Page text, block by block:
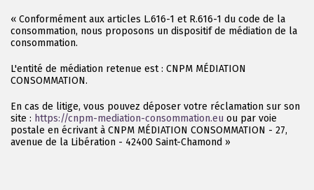
« Conformément aux articles L.616-1 et R.616-1 du code de la
consommation, nous proposons un dispositif de médiation de la
consommation.
L'entité de médiation retenue est : CNPM MÉDIATION
CONSOMMATION.
En cas de litige, vous pouvez déposer votre réclamation sur son
site : https://cnpm-mediation-consommation.eu ou par voie
postale en écrivant à CNPM MÉDIATION CONSOMMATION - 27,
avenue de la Libération - 42400 Saint-Chamond »